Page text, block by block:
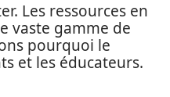
Les ressources en
vaste gamme de
pourquoi le
et les éducateurs.